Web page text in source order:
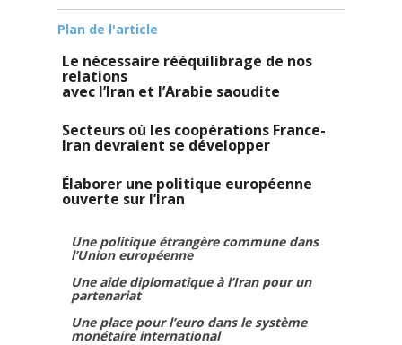
Plan de l'article
Le nécessaire rééquilibrage de nos
relations
avec l’Iran et l’Arabie saoudite
Secteurs où les coopérations France-
Iran devraient se développer
Élaborer une politique européenne
ouverte sur l’Iran
Une politique étrangère commune dans
l’Union européenne
Une aide diplomatique à l’Iran pour un
partenariat
Une place pour l’euro dans le système
monétaire international